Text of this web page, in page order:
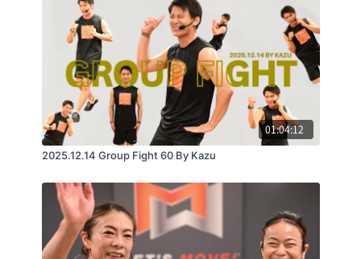
01:04:12
2025.12.14 Group Fight 60 By Kazu